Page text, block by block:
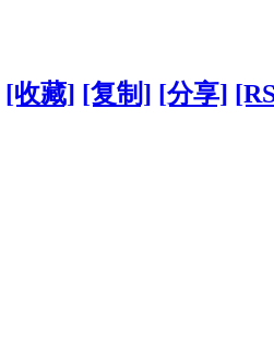
[收藏] [复制] [分享]